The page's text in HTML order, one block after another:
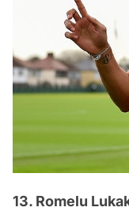
13. Romelu